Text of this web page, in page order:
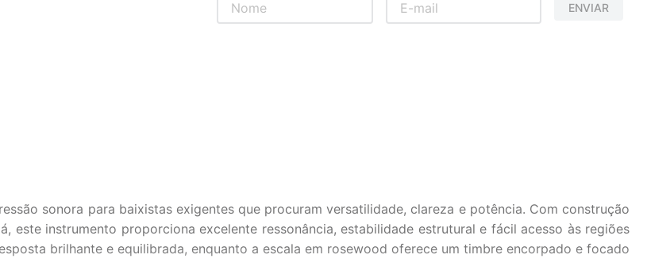
ENVIAR
sonora para baixistas exigentes que procuram versatilidade, clareza e potência. Com construção
instrumento proporciona excelente ressonância, estabilidade estrutural e fácil acesso às regiões
brilhante e equilibrada, enquanto a escala em rosewood oferece um timbre encorpado e focado